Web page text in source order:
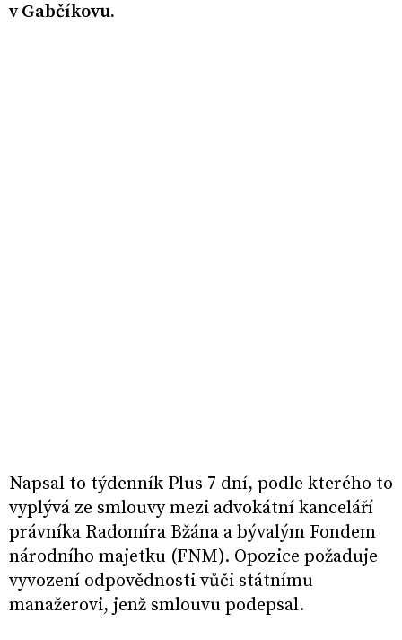
v Gabčíkovu.
Napsal to týdenník Plus 7 dní, podle kterého to
vyplývá ze smlouvy mezi advokátní kanceláří
právníka Radomíra Bžána a bývalým Fondem
národního majetku (FNM). Opozice požaduje
vyvození odpovědnosti vůči státnímu
manažerovi, jenž smlouvu podepsal.